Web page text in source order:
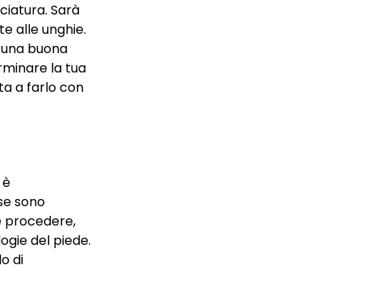
Sarà
alle unghie.
buona
la tua
a farlo con
sono
procedere,
del piede.
di